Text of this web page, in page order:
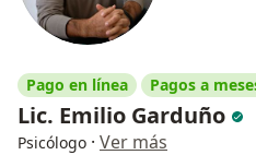
Pago en línea Pagos a
Lic. Emilio Garduño
Psicólogo · Ver más